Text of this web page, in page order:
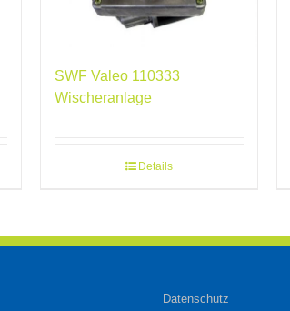
SWF Valeo 110333
Wischeranlage
Details
Datenschutz